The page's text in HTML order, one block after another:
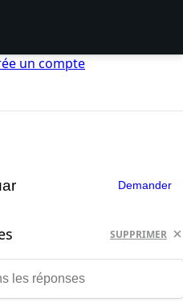
un compte
Demander
SUPPRIMER